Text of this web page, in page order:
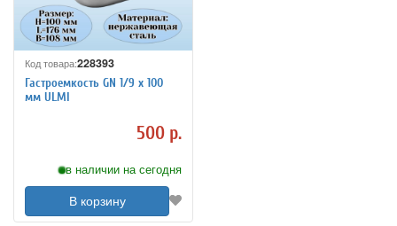
Код товара:228393
Гастроемкость GN 1/9 х 100
мм ULMI
500 р.
в наличии на сегодня
В корзину